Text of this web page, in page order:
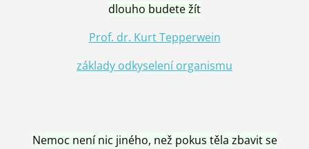
dlouho budete žít
Prof. dr. Kurt Tepperwein
základy odkyselení organismu
Nemoc není nic jiného, než pokus těla zbavit se